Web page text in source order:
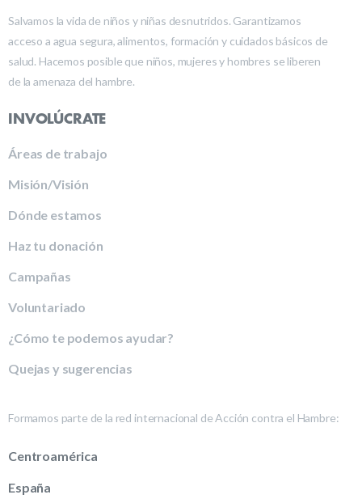
Salvamos la vida de niños y niñas desnutridos. Garantizamos
acceso a agua segura, alimentos, formación y cuidados básicos de
salud. Hacemos posible que niños, mujeres y hombres se liberen
de la amenaza del hambre.
INVOLÚCRATE
Áreas de trabajo
Misión/Visión
Dónde estamos
Haz tu donación
Campañas
Voluntariado
¿Cómo te podemos ayudar?
Quejas y sugerencias
Formamos parte de la red internacional de Acción contra el Hambre:
Centroamérica
España